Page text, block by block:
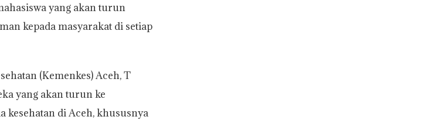
yang akan turun
kepada masyarakat di setiap
(Kemenkes) Aceh, T
yang akan turun ke
kesehatan di Aceh, khususnya